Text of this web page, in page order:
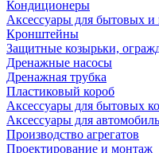
Кондиционеры
Аксессуары для бытовых
Кронштейны
Защитные козырьки,
Дренажные насосы
Дренажная трубка
Пластиковый короб
Аксессуары для бытовых
Аксессуары для
Производство агрегатов
Проектирование и монтаж